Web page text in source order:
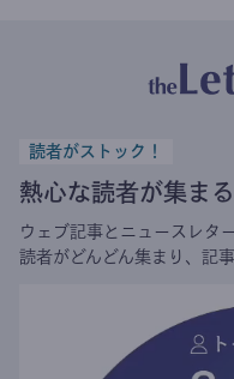
読者がストック！
熱心な読者が集まる
ウェブ記事とニュースレタ
読者がどんどん集まり、記